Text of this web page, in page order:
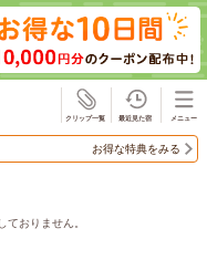
お得な特典をみる
おりません。